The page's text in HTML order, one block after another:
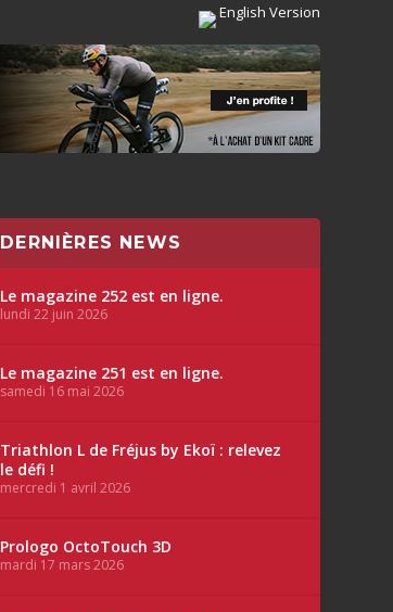
English Version
DERNIÈRES NEWS
Le magazine 252 est en ligne.
lundi 22 juin 2026
Le magazine 251 est en ligne.
samedi 16 mai 2026
Triathlon L de Fréjus by Ekoï : relevez
le défi !
mercredi 1 avril 2026
Prologo OctoTouch 3D
mardi 17 mars 2026